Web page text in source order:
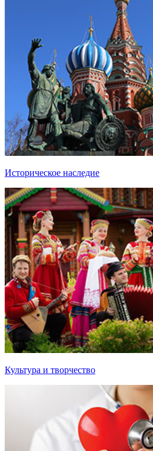
Историческое наследие
Культура и творчество